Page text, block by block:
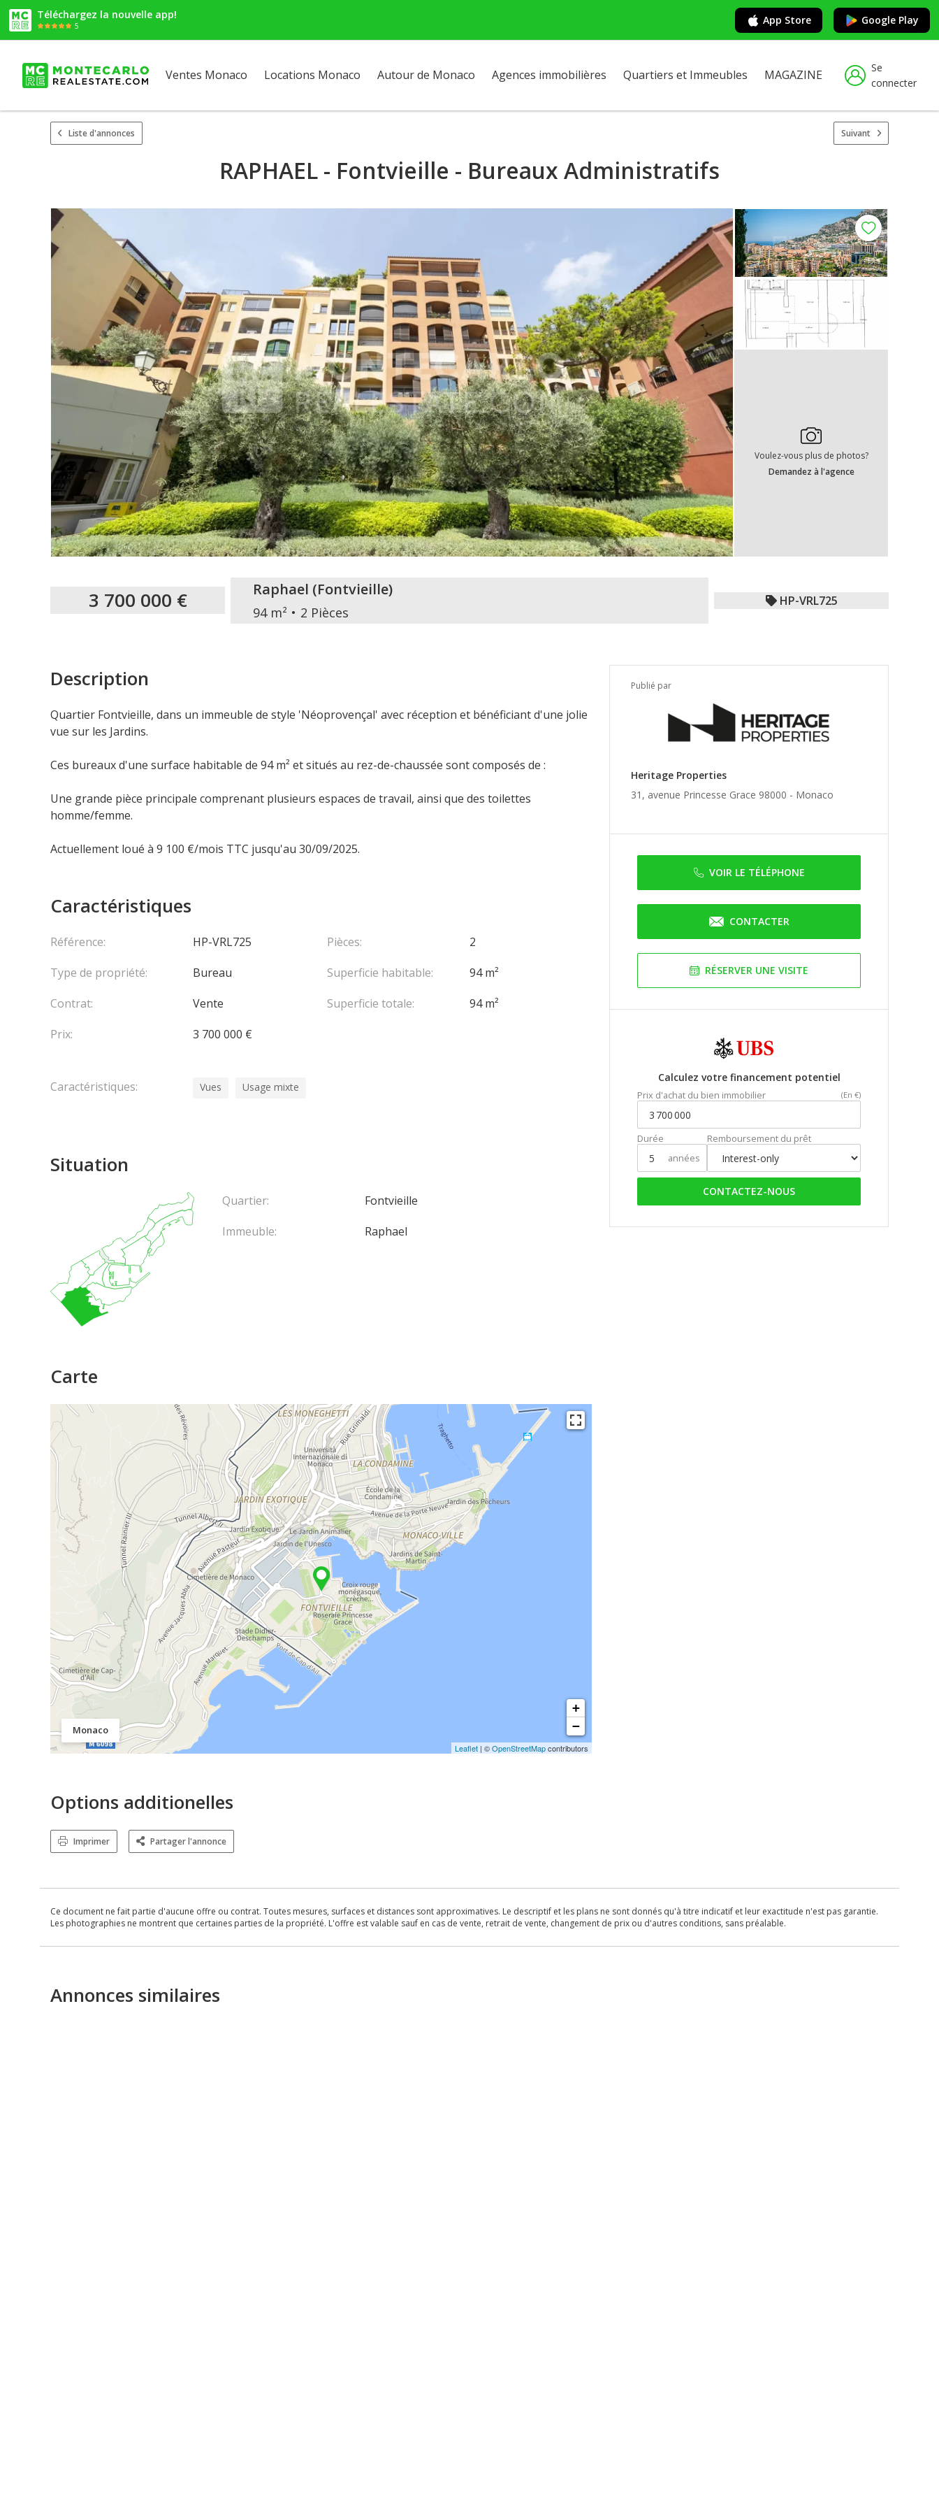
Téléchargez la nouvelle app!
5 App Store Google Play
Ventes Monaco Locations Monaco Autour de Monaco Agences immobilières Quartiers et Immeubles MAGAZINE
Se
connecter
Liste d'annonces Suivant
RAPHAEL - Fontvieille - Bureaux Administratifs
Voulez-vous plus de photos?
Demandez à l'agence
3 700 000 € Raphael (Fontvieille)
94 m² 2 Pièces
HP-VRL725
Publié par
Heritage Properties
31, avenue Princesse Grace 98000 - Monaco
VOIR LE TÉLÉPHONE
CONTACTER
RÉSERVER UNE VISITE
Calculez votre financement potentiel
Prix d'achat du bien immobilier (En €)
Durée
années
Remboursement du prêt
CONTACTEZ-NOUS
Description
Quartier Fontvieille, dans un immeuble de style 'Néoprovençal' avec réception et bénéficiant d'une jolie
vue sur les Jardins.
Ces bureaux d'une surface habitable de 94 m² et situés au rez-de-chaussée sont composés de :
Une grande pièce principale comprenant plusieurs espaces de travail, ainsi que des toilettes
homme/femme.
Actuellement loué à 9 100 €/mois TTC jusqu'au 30/09/2025.
Caractéristiques
Référence:
HP-VRL725
Type de propriété:
Bureau
Contrat:
Vente
Prix:
3 700 000 €
Pièces:
2
Superficie habitable:
94 m²
Superficie totale:
94 m²
Caractéristiques: Vues Usage mixte
Situation
Quartier:
Fontvieille
Immeuble:
Raphael
Carte
Monaco
+
−
Leaflet | ©OpenStreetMapcontributors
Options additionelles
Imprimer Partager l'annonce
Ce document ne fait partie d'aucune offre ou contrat. Toutes mesures, surfaces et distances sont approximatives. Le descriptif et les plans ne sont donnés qu'à titre indicatif et leur exactitude n'est pas garantie.
Les photographies ne montrent que certaines parties de la propriété. L'offre est valable sauf en cas de vente, retrait de vente, changement de prix ou d'autres conditions, sans préalable.
Annonces similaires